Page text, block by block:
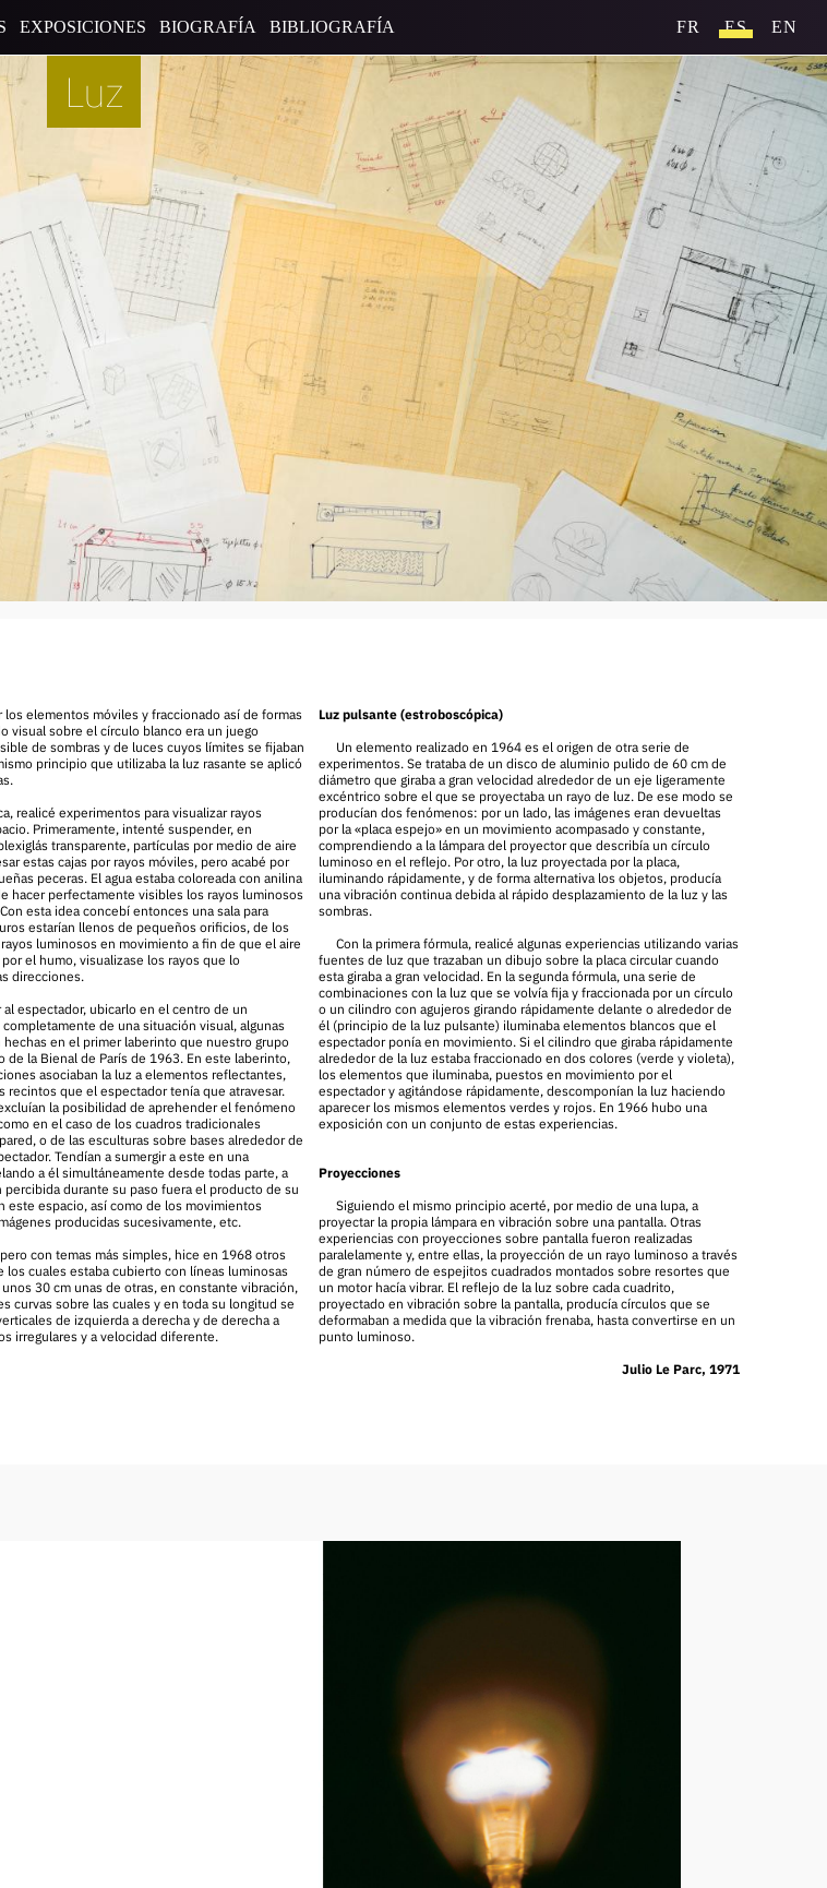
EXPOSICIONES BIOGRAFÍA BIBLIOGRAFÍA FR ES EN
Luz
los elementos móviles y fraccionado así de formas
visual sobre el círculo blanco era un juego
de sombras y de luces cuyos límites se fijaban
principio que utilizaba la luz rasante se aplicó
realicé experimentos para visualizar rayos
Primeramente, intenté suspender, en
transparente, partículas por medio de aire
estas cajas por rayos móviles, pero acabé por
peceras. El agua estaba coloreada con anilina
hacer perfectamente visibles los rayos luminosos
esta idea concebí entonces una sala para
estarían llenos de pequeños orificios, de los
luminosos en movimiento a fin de que el aire
el humo, visualizase los rayos que lo
direcciones.
al espectador, ubicarlo en el centro de un
de una situación visual, algunas
en el primer laberinto que nuestro grupo
de la Bienal de París de 1963. En este laberinto,
asociaban la luz a elementos reflectantes,
recintos que el espectador tenía que atravesar.
la posibilidad de aprehender el fenómeno
en el caso de los cuadros tradicionales
o de las esculturas sobre bases alrededor de
Tendían a sumergir a este en una
a él simultáneamente desde todas parte, a
percibida durante su paso fuera el producto de su
este espacio, así como de los movimientos
producidas sucesivamente, etc.
con temas más simples, hice en 1968 otros
los cuales estaba cubierto con líneas luminosas
unos 30 cm unas de otras, en constante vibración,
curvas sobre las cuales y en toda su longitud se
de izquierda a derecha y de derecha a
irregulares y a velocidad diferente.
Luz pulsante (estroboscópica)
Un elemento realizado en 1964 es el origen de otra serie de
experimentos. Se trataba de un disco de aluminio pulido de 60 cm de
diámetro que giraba a gran velocidad alrededor de un eje ligeramente
excéntrico sobre el que se proyectaba un rayo de luz. De ese modo se
producían dos fenómenos: por un lado, las imágenes eran devueltas
por la «placa espejo» en un movimiento acompasado y constante,
comprendiendo a la lámpara del proyector que describía un círculo
luminoso en el reflejo. Por otro, la luz proyectada por la placa,
iluminando rápidamente, y de forma alternativa los objetos, producía
una vibración continua debida al rápido desplazamiento de la luz y las
sombras.
Con la primera fórmula, realicé algunas experiencias utilizando varias
fuentes de luz que trazaban un dibujo sobre la placa circular cuando
esta giraba a gran velocidad. En la segunda fórmula, una serie de
combinaciones con la luz que se volvía fija y fraccionada por un círculo
o un cilindro con agujeros girando rápidamente delante o alrededor de
él (principio de la luz pulsante) iluminaba elementos blancos que el
espectador ponía en movimiento. Si el cilindro que giraba rápidamente
alrededor de la luz estaba fraccionado en dos colores (verde y violeta),
los elementos que iluminaba, puestos en movimiento por el
espectador y agitándose rápidamente, descomponían la luz haciendo
aparecer los mismos elementos verdes y rojos. En 1966 hubo una
exposición con un conjunto de estas experiencias.
Proyecciones
Siguiendo el mismo principio acerté, por medio de una lupa, a
proyectar la propia lámpara en vibración sobre una pantalla. Otras
experiencias con proyecciones sobre pantalla fueron realizadas
paralelamente y, entre ellas, la proyección de un rayo luminoso a través
de gran número de espejitos cuadrados montados sobre resortes que
un motor hacía vibrar. El reflejo de la luz sobre cada cuadrito,
proyectado en vibración sobre la pantalla, producía círculos que se
deformaban a medida que la vibración frenaba, hasta convertirse en un
punto luminoso.
Julio Le Parc, 1971